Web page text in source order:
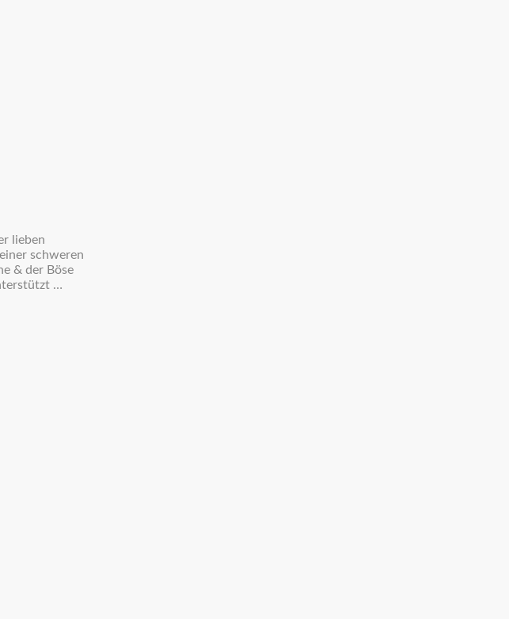
lieben
schweren
& der Böse
…